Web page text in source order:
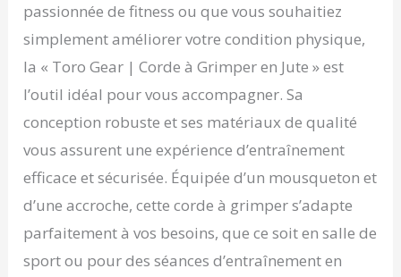
passionnée de fitness ou que vous souhaitiez
simplement améliorer votre condition physique,
la « Toro Gear | Corde à Grimper en Jute » est
l’outil idéal pour vous accompagner. Sa
conception robuste et ses matériaux de qualité
vous assurent une expérience d’entraînement
efficace et sécurisée. Équipée d’un mousqueton et
d’une accroche, cette corde à grimper s’adapte
parfaitement à vos besoins, que ce soit en salle de
sport ou pour des séances d’entraînement en